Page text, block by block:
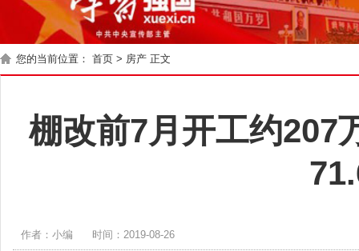
您的当前位置： 首页 > 房产 正文
棚改前7月开工约207
作者：小编 时间：2019-08-26